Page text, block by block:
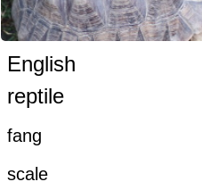
English
reptile
fang
scale